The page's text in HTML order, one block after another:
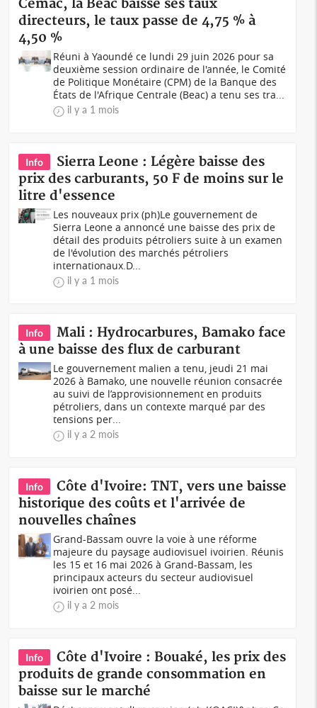
Cemac, la Beac baisse ses taux
directeurs, le taux passe de 4,75 % à
4,50 %
Réuni à Yaoundé ce lundi 29 juin 2026 pour sa
deuxième session ordinaire de l'année, le Comité
de Politique Monétaire (CPM) de la Banque des
États de l'Afrique Centrale (Beac) a tenu ses tra...
il y a 1 mois
Info
Sierra Leone : Légère baisse des
prix des carburants, 50 F de moins sur le
litre d'essence
Les nouveaux prix (ph)Le gouvernement de
Sierra Leone a annoncé une baisse des prix de
détail des produits pétroliers suite à un examen
de l'évolution des marchés pétroliers
internationaux.D...
il y a 1 mois
Info
Mali : Hydrocarbures, Bamako face
à une baisse des flux de carburant
Le gouvernement malien a tenu, jeudi 21 mai
2026 à Bamako, une nouvelle réunion consacrée
au suivi de l’approvisionnement en produits
pétroliers, dans un contexte marqué par des
tensions per...
il y a 2 mois
Info
Côte d'Ivoire: TNT, vers une baisse
historique des coûts et l'arrivée de
nouvelles chaînes
Grand-Bassam ouvre la voie à une réforme
majeure du paysage audiovisuel ivoirien. Réunis
les 15 et 16 mai 2026 à Grand-Bassam, les
principaux acteurs du secteur audiovisuel
ivoirien ont posé...
il y a 2 mois
Info
Côte d'Ivoire : Bouaké, les prix des
produits de grande consommation en
baisse sur le marché